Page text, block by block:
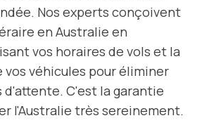
Nos experts conçoivent
en Australie en
vos horaires de vols et la
vos véhicules pour éliminer
d'attente. C'est la garantie
l'Australie très sereinement.